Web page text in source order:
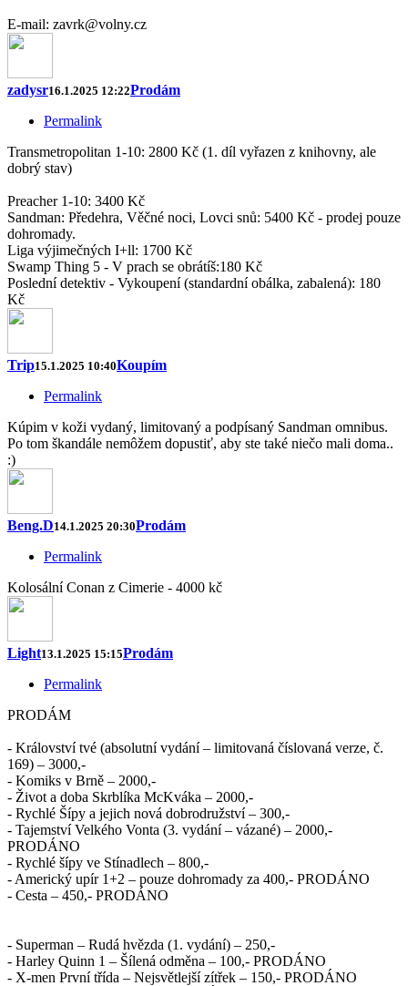
E-mail: zavrk@volny.cz
zadysr16.1.2025 12:22Prodám
Permalink
Transmetropolitan 1-10: 2800 Kč (1. díl vyřazen z knihovny, ale
dobrý stav)
Preacher 1-10: 3400 Kč
Sandman: Předehra, Věčné noci, Lovci snů: 5400 Kč - prodej pouze
dohromady.
Liga výjimečných I+ll: 1700 Kč
Swamp Thing 5 - V prach se obrátíš:180 Kč
Poslední detektiv - Vykoupení (standardní obálka, zabalená): 180
Kč
Trip15.1.2025 10:40Koupím
Permalink
Kúpim v koži vydaný, limitovaný a podpísaný Sandman omnibus.
Po tom škandále nemôžem dopustiť, aby ste také niečo mali doma..
:)
Beng.D14.1.2025 20:30Prodám
Permalink
Kolosální Conan z Cimerie - 4000 kč
Light13.1.2025 15:15Prodám
Permalink
PRODÁM
- Království tvé (absolutní vydání – limitovaná číslovaná verze, č.
169) – 3000,-
- Komiks v Brně – 2000,-
- Život a doba Skrblíka McKváka – 2000,-
- Rychlé Šípy a jejich nová dobrodružství – 300,-
- Tajemství Velkého Vonta (3. vydání – vázané) – 2000,-
PRODÁNO
- Rychlé šípy ve Stínadlech – 800,-
- Americký upír 1+2 – pouze dohromady za 400,- PRODÁNO
- Cesta – 450,- PRODÁNO
- Superman – Rudá hvězda (1. vydání) – 250,-
- Harley Quinn 1 – Šílená odměna – 100,- PRODÁNO
- X-men První třída – Nejsvětlejší zítřek – 150,- PRODÁNO